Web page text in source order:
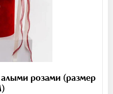
розами (размер